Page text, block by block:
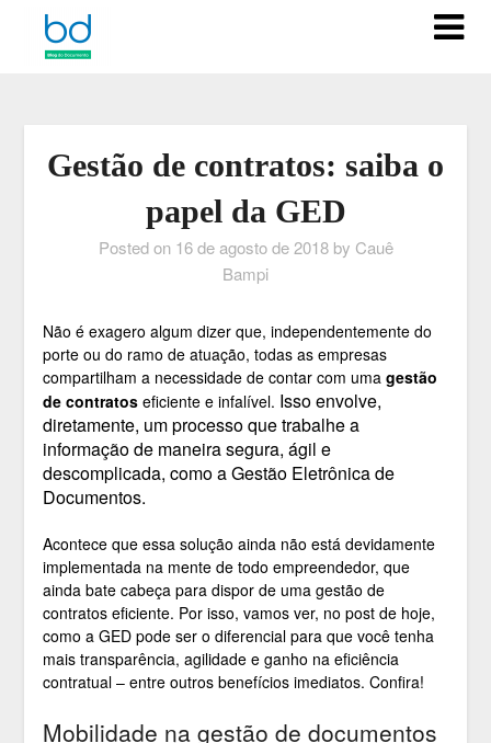
Gestão de contratos: saiba o
papel da GED
Posted on 16 de agosto de 2018by Cauê
Bampi
Não é exagero algum dizer que, independentemente do
porte ou do ramo de atuação, todas as empresas
compartilham a necessidade de contar com uma gestão
de contratoseficiente e infalível. Isso envolve,
diretamente, um processo que trabalhe a
informação de maneira segura, ágil e
descomplicada, como a Gestão Eletrônica de
Documentos.
Acontece que essa solução ainda não está devidamente
implementada na mente de todo empreendedor, que
ainda bate cabeça para dispor de uma gestão de
contratos eficiente. Por isso, vamos ver, no post de hoje,
como a GED pode ser o diferencial para que você tenha
mais transparência, agilidade e ganho na eficiência
contratual – entre outros benefícios imediatos. Confira!
Mobilidade na gestão de documentos